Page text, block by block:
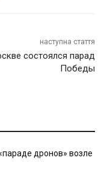
наступна стаття
состоялся парад
Победы
дронов» возле